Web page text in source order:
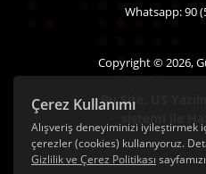
Çerez Kullanımı
Alışveriş deneyiminizi iyileştirmek
çerezler (cookies) kullanıyoruz.
Gizlilik ve Çerez Politikası
Whatsapp: 90
Copyright © 2026,
Bu Site,